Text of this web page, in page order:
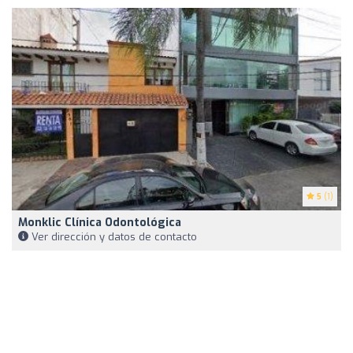
5 (1)
Monklic Clínica Odontológica
Ver dirección y datos de contacto